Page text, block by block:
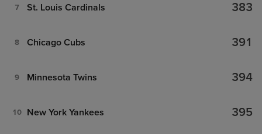
7 St. Louis Cardinals 383
8 Chicago Cubs 391
9 Minnesota Twins 394
10 New York Yankees 395